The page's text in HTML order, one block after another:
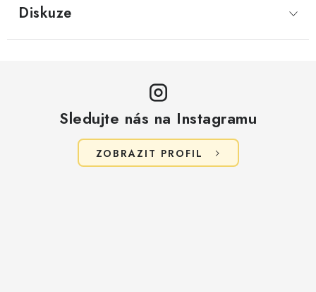
Diskuze
Sledujte nás na Instagramu
ZOBRAZIT PROFIL